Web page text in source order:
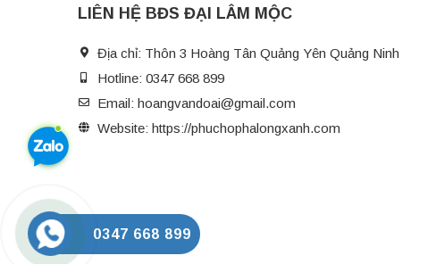
LIÊN HỆ BĐS ĐẠI LÂM MỘC
Địa chỉ: Thôn 3 Hoàng Tân Quảng Yên Quảng Ninh
Hotline: 0347 668 899
Email: hoangvandoai@gmail.com
Website: https://phuchophalongxanh.com
0347 668 899